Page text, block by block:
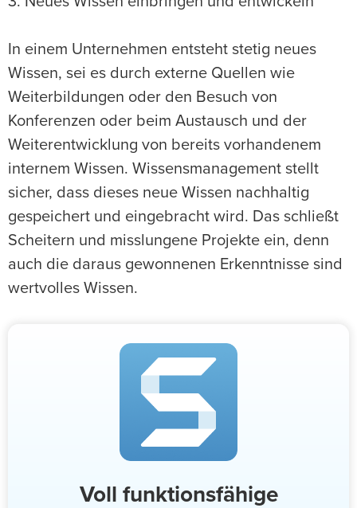
In einem Unternehmen entsteht stetig neues
Wissen, sei es durch externe Quellen wie
Weiterbildungen oder den Besuch von
Konferenzen oder beim Austausch und der
Weiterentwicklung von bereits vorhandenem
internem Wissen. Wissensmanagement stellt
sicher, dass dieses neue Wissen nachhaltig
gespeichert und eingebracht wird. Das schließt
Scheitern und misslungene Projekte ein, denn
auch die daraus gewonnenen Erkenntnisse sind
wertvolles Wissen.
Voll funktionsfähige